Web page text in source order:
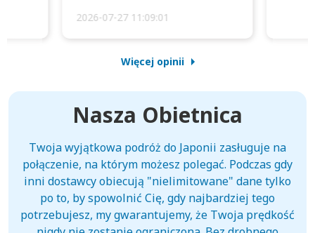
2026-07-27 11:09:01
Więcej opinii
Nasza Obietnica
Twoja wyjątkowa podróż do Japonii zasługuje na
połączenie, na którym możesz polegać. Podczas gdy
inni dostawcy obiecują "nielimitowane" dane tylko
po to, by spowolnić Cię, gdy najbardziej tego
potrzebujesz, my gwarantujemy, że Twoja prędkość